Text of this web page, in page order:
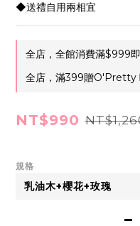
◆送禮自用兩相宜
全店，全館消費滿$999
全店，滿399贈O'Pretty
NT$990
規格